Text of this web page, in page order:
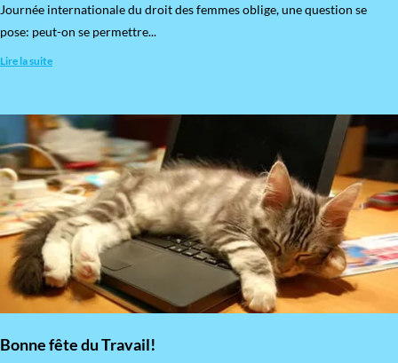
​Journée internationale du droit des femmes oblige, une question se
pose: peut-on se permettre...
Lire la suite
Bonne fête du Travail!